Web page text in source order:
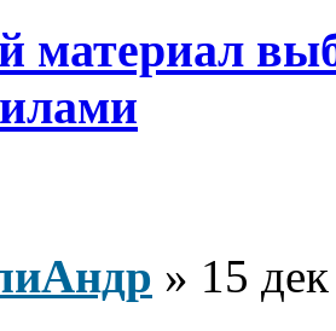
материал
» 15